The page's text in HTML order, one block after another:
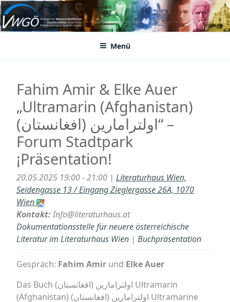
Zum
Inhalt
springenVWGÖ
Federation of Austrian Scientific Societies
Menü
Fahim Amir & Elke Auer
„Ultramarin (Afghanistan)
(اولترامارین (افغانستان“ –
Forum Stadtpark
¡Präsentation!
20.05.2025 19:00 - 21:00 | Literaturhaus Wien,
Seidengasse 13 / Eingang Zieglergasse 26A, 1070
Wien
Kontakt:Info@literaturhaus.at
Dokumentationsstelle für neuere österreichische
Literatur im Literaturhaus Wien | Buchpräsentation
Gespräch: Fahim Amir und Elke Auer
Das Buch (اولترامارین (افغانستان Ultramarin
(Afghanistan) (اولترامارین (افغانستان Ultramarine